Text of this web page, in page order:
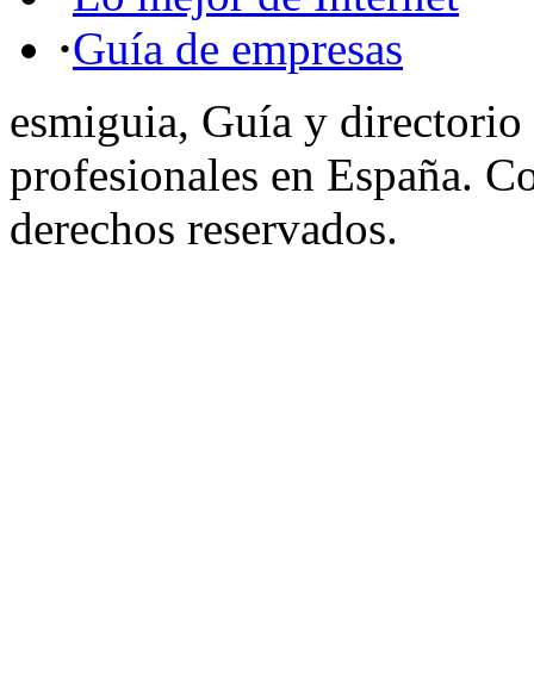
·Guía de empresas
esmiguia, Guía y directorio
profesionales en España.
derechos reservados.